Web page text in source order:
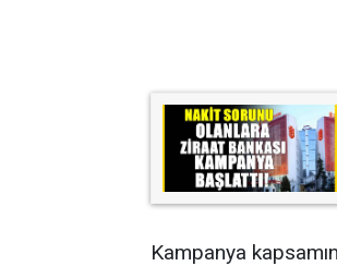
Kampanya